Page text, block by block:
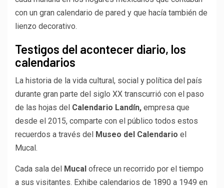
con un gran calendario de pared y que hacía también de
lienzo decorativo.
Testigos del acontecer diario, los
calendarios
La historia de la vida cultural, social y política del país
durante gran parte del siglo XX transcurrió con el paso
de las hojas del Calendario Landín, empresa que
desde el 2015, comparte con el público todos estos
recuerdos a través del
Museo del Calendario el
Mucal.
Cada sala del Mucal ofrece un recorrido por el tiempo
a sus visitantes. Exhibe calendarios de 1890 a 1949 en